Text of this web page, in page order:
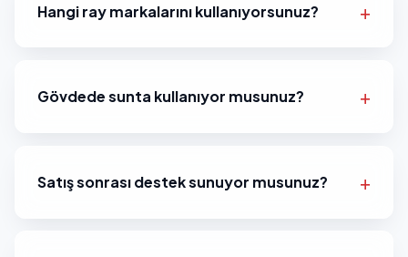
Hangi ray markalarını kullanıyorsunuz?
Gövdede sunta kullanıyor musunuz?
Satış sonrası destek sunuyor musunuz?